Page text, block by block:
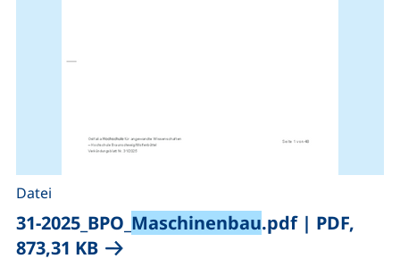
31-2025_BPO_ Maschinenbau.pdf| PDF,
873,31 KB(öffnet neues Fenster), (nicht
Datei